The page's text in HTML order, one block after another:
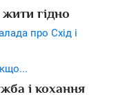
гідно
про Схід і
і кохання